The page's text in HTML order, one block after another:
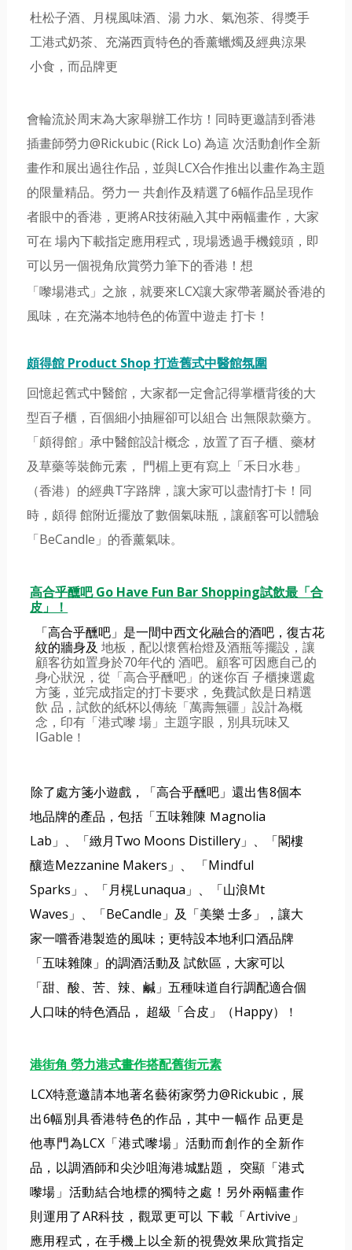
杜松子酒、月榥風味酒、湯 力水、氣泡茶、得獎手
工港式奶茶、充滿西貢特色的香薰蠟燭及經典涼果
小食，而品牌更
會輪流於周末為大家舉辦工作坊！同時更邀請到香港
插畫師勞力@Rickubic (Rick Lo) 為這 次活動創作全新
畫作和展出過往作品，並與LCX合作推出以畫作為主題
的限量精品。勞力一 共創作及精選了6幅作品呈現作
者眼中的香港，更將AR技術融入其中兩幅畫作，大家
可在 場內下載指定應用程式，現場透過手機鏡頭，即
可以另一個視角欣賞勞力筆下的香港！想
「嚟場港式」之旅，就要來LCX讓大家帶著屬於香港的
風味，在充滿本地特色的佈置中遊走 打卡！
頗得館 Product Shop 打造舊式中醫館氛圍
回憶起舊式中醫館，大家都一定會記得掌櫃背後的大
型百子櫃，百個細小抽屜卻可以組合 出無限款藥方。
「頗得館」承中醫館設計概念，放置了百子櫃、藥材
及草藥等裝飾元素， 門楣上更有寫上「禾日水巷」
（香港）的經典T字路牌，讓大家可以盡情打卡！同
時，頗得 館附近擺放了數個氣味瓶，讓顧客可以體驗
「BeCandle」的香薰氣味。
高合乎醺吧 Go Have Fun Bar Shopping試飲最「合
皮」！
「高合乎醺吧」是一間中西文化融合的酒吧，復古花
紋的牆身及 地板，配以懷舊枱燈及酒瓶等擺設，讓
顧客彷如置身於70年代的 酒吧。顧客可因應自己的
身心狀況，從「高合乎醺吧」的迷你百子櫃揀選處
方箋，並完成指定的打卡要求，免費試飲是日精選
飲 品，試飲的紙杯以傳統「萬壽無疆」設計為概
念，印有「港式嚟 場」主題字眼，別具玩味又
IGable ！
除了處方箋小遊戲，「高合乎醺吧」還出售8個本
地品牌的產品，包括「五味雜陳 Ｍagnolia
Lab」、「緻月Two Moons Distillery」、「閣樓
釀造Mezzanine Makers」、 「Mindful
Sparks」、「月榥Lunaqua」、「山浪Mt
Waves」、「BeCandle」及「美樂 士多」，讓大
家一嚐香港製造的風味；更特設本地利口酒品牌
「五味雜陳」的調酒活動及 試飲區，大家可以
「甜、酸、苦、辣、鹹」五種味道自行調配適合個
人口味的特色酒品， 超級「合皮」（Happy） ！
港街角 勞力港式畫作搭配舊街元素
LCX特意邀請本地著名藝術家勞力@Rickubic，展
出6幅別具香港特色的作品，其中一幅作 品更是
他專門為LCX「港式嚟場」活動而創作的全新作
品，以調酒師和尖沙咀海港城點題， 突顯「港式
嚟場」活動結合地標的獨特之處！另外兩幅畫作
則運用了AR科技，觀眾更可以 下載「Artivive」
應用程式，在手機上以全新的視覺效果欣賞指定